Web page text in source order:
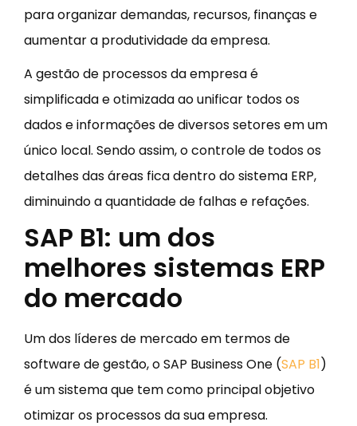
para organizar demandas, recursos, finanças e
aumentar a produtividade da empresa.
A gestão de processos da empresa é
simplificada e otimizada ao unificar todos os
dados e informações de diversos setores em um
único local. Sendo assim, o controle de todos os
detalhes das áreas fica dentro do sistema ERP,
diminuindo a quantidade de falhas e refações.
SAP B1: um dos
melhores sistemas ERP
do mercado
Um dos líderes de mercado em termos de
software de gestão, o SAP Business One (SAP B1)
é um sistema que tem como principal objetivo
otimizar os processos da sua empresa.